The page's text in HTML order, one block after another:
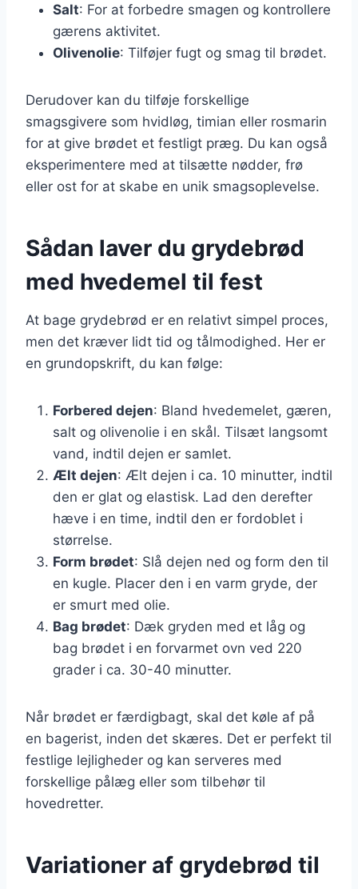
Salt: For at forbedre smagen og kontrollere
gærens aktivitet.
Olivenolie: Tilføjer fugt og smag til brødet.
Derudover kan du tilføje forskellige
smagsgivere som hvidløg, timian eller rosmarin
for at give brødet et festligt præg. Du kan også
eksperimentere med at tilsætte nødder, frø
eller ost for at skabe en unik smagsoplevelse.
Sådan laver du grydebrød
med hvedemel til fest
At bage grydebrød er en relativt simpel proces,
men det kræver lidt tid og tålmodighed. Her er
en grundopskrift, du kan følge:
Forbered dejen: Bland hvedemelet, gæren,
salt og olivenolie i en skål. Tilsæt langsomt
vand, indtil dejen er samlet.
Ælt dejen: Ælt dejen i ca. 10 minutter, indtil
den er glat og elastisk. Lad den derefter
hæve i en time, indtil den er fordoblet i
størrelse.
Form brødet: Slå dejen ned og form den til
en kugle. Placer den i en varm gryde, der
er smurt med olie.
Bag brødet: Dæk gryden med et låg og
bag brødet i en forvarmet ovn ved 220
grader i ca. 30-40 minutter.
Når brødet er færdigbagt, skal det køle af på
en bagerist, inden det skæres. Det er perfekt til
festlige lejligheder og kan serveres med
forskellige pålæg eller som tilbehør til
hovedretter.
Variationer af grydebrød til